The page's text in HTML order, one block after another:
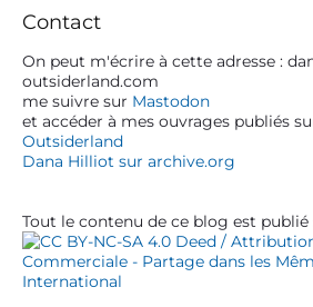
’
a
r
t
i
c
e
r
y
S
i
d
e
b
Contact
On peut m'écrire à cette adresse :
outsiderland.com
me suivre sur Mastodon
et accéder à mes ouvrages publiés
Outsiderland
Dana Hilliot sur archive.org
Tout le contenu de ce blog est publié